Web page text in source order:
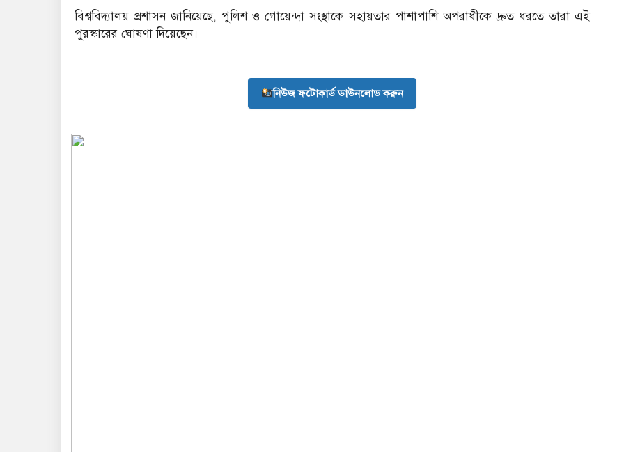
বিশ্ববিদ্যালয় প্রশাসন জানিয়েছে, পুলিশ ও গোয়েন্দা সংস্থাকে সহায়তার পাশাপাশি অপরাধীকে দ্রুত ধরতে তারা এই
পুরস্কারের ঘোষণা দিয়েছেন।
নিউজ ফটোকার্ড ডাউনলোড করুন